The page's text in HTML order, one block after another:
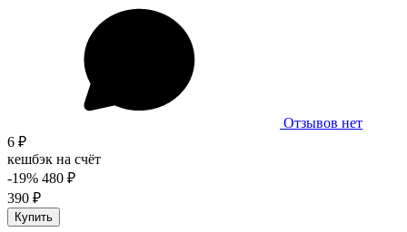
Отзывов нет
6 ₽
кешбэк на счёт
-19% 480 ₽
390 ₽
Купить